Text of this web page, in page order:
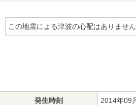
この地震による津波の心配はありません
発生時刻 2014年09